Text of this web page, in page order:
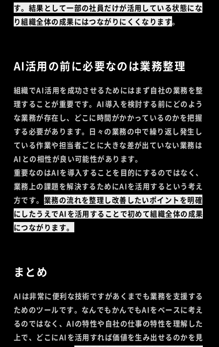
す。結果として一部の社員だけが活用している状態にな
り組織全体の成果にはつながりにくくなります。
AI活用の前に必要なのは業務整理
組織でAI活用を成功させるためにはまず自社の業務を整
理することが重要です。AI導入を検討する前にどのよう
な業務が存在し、どこに時間がかかっているのかを把握
する必要があります。日々の業務の中で繰り返し発生し
ている作業や担当者ごとに大きな差が出ていない業務は
AIとの相性が良い可能性があります。
重要なのはAIを導入することを目的にするのではなく、
業務上の課題を解決するためにAIを活用するという考え
方です。 業務の流れを整理し改善したいポイントを明確
にしたうえでAIを活用することで初めて組織全体の成果
につながります。
まとめ
AIは非常に便利な技術ですがあくまでも業務を支援する
ためのツールです。なんでもかんでもAIをベースに考え
るのではなく、AIの特性や自社の仕事の特性を理解した
上で、どこにAIを活用すれば価値を生み出せるのかを見